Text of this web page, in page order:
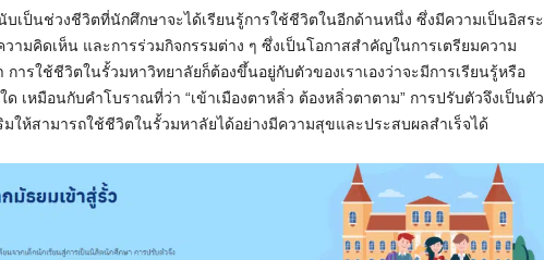
เป็นช่วงชีวิตที่นักศึกษาจะได้เรียนรู้การใช้ชีวิตในอีกด้านหนึ่ง ซึ่งมีความเป็นอิสระ
ามคิดเห็น และการร่วมกิจกรรมต่าง ๆ ซึ่งเป็นโอกาสสำคัญในการเตรียมความ
ารใช้ชีวิตในรั้วมหาวิทยาลัยก็ต้องขึ้นอยู่กับตัวของเราเองว่าจะมีการเรียนรู้หรือ
ด เหมือนกับคำโบราณที่ว่า “เข้าเมืองตาหลิ่ว ต้องหลิ่วตาตาม” การปรับตัวจึงเป็นตัว
ให้สามารถใช้ชีวิตในรั้วมหาลัยได้อย่างมีความสุขและประสบผลสำเร็จได้